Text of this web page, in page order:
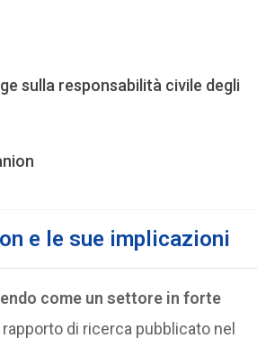
sulla responsabilità civile degli
e le sue implicazioni
come un settore in forte
rapporto di ricerca pubblicato nel